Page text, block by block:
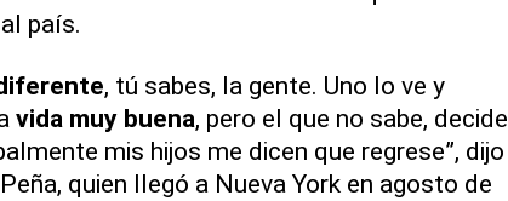
país.
, tú sabes, la gente. Uno lo ve y
vida muy buena, pero el que no sabe, decide
mis hijos me dicen que regrese”, dijo
quien llegó a Nueva York en agosto de